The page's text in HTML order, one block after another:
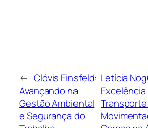
← Clóvis Einsfeld:
Avançando na
Gestão Ambiental
e Segurança do
Letícia